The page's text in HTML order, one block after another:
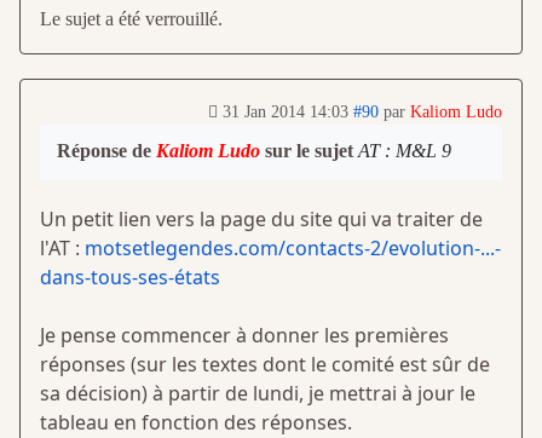
Le sujet a été verrouillé.
31 Jan 2014 14:03 #90 par Kaliom Ludo
Réponse de Kaliom Ludo sur le sujet AT : M&L 9
Un petit lien vers la page du site qui va traiter de
l'AT : motsetlegendes.com/contacts-2/evolution-...-
dans-tous-ses-états
Je pense commencer à donner les premières
réponses (sur les textes dont le comité est sûr de
sa décision) à partir de lundi, je mettrai à jour le
tableau en fonction des réponses.